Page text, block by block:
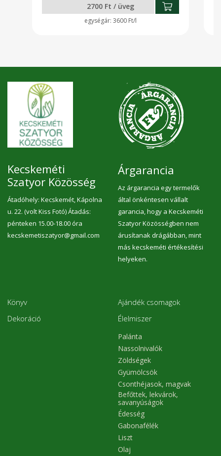
2700 Ft / üveg
3600 Ft/l
Kecskeméti
Szatyor Közösség
Átadóhely: Kecskemét, Kápolna
u. 22. (volt Kiss Fotó) Átadás:
pénteken 15.00-18.00 óra
kecskemetiszatyor@gmail.com
Árgarancia
Az árgarancia egy termelők
által önkéntesen vállalt
garancia, hogy a Kecskeméti
Szatyor Közösségben nem
árusítanak drágábban, mint
más kecskeméti értékesítési
helyeken.
Könyv
Dekoráció
Ajándék csomagok
Élelmiszer
Palánta
Nassolnivalók
Zöldségek
Gyümölcsök
Csonthéjasok, magvak
Befőttek, lekvárok,
savanyúságok
Édesség
Gabonafélék
Liszt
Olaj